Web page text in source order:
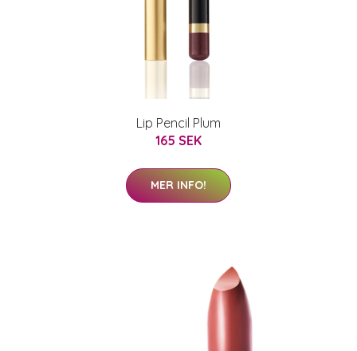
Lip Pencil Plum
165 SEK
MER INFO!